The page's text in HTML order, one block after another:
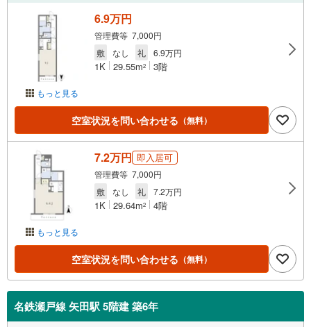
もっと見る
6.9万円
管理費等 7,000円
敷
なし 礼 6.9万円
1K 29.55m2 3階
空室状況を問い合わせる （無料）
もっと見る
7.2万円 即入居可
管理費等 7,000円
敷
なし 礼 7.2万円
1K 29.64m2 4階
空室状況を問い合わせる （無料）
名鉄瀬戸線 矢田駅 5階建 築6年